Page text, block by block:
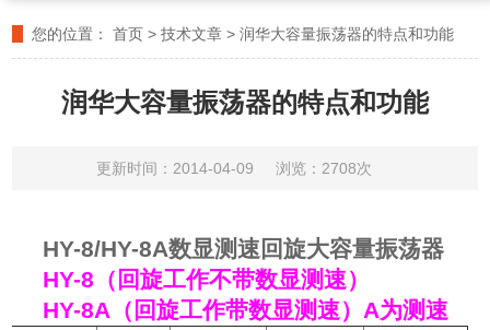
您的位置： 首页 >技术文章 >润华大容量振荡器的特点和功能
润华大容量振荡器的特点和功能
更新时间：2014-04-09 浏览：2708次
HY-8/HY-8A数显测速回旋大容量振荡器
HY-8 （回旋工作不带数显测速）
HY-8A （回旋工作带数显测速） A为测速